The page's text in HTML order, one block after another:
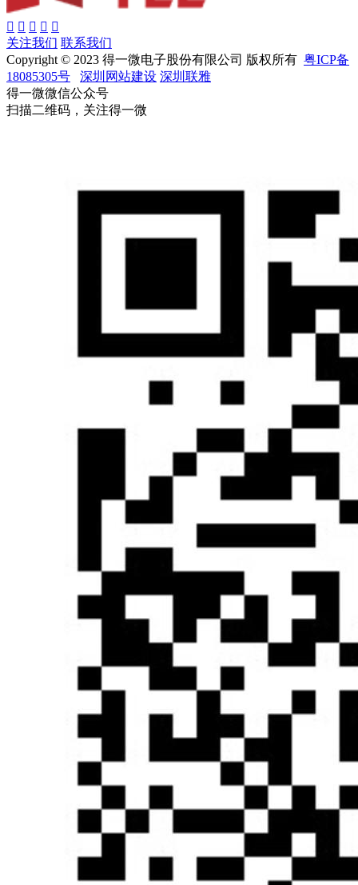
关注我们 联系我们
Copyright © 2023 得一微电子股份有限公司 版权所有 粤ICP备
18085305号
深圳网站建设 深圳联雅
得一微微信公众号
扫描二维码，关注得一微